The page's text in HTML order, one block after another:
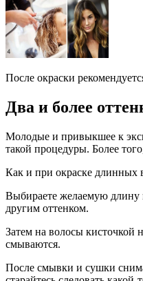
После окраски
Два и более
Молодые и привыкшее к
такой процедуры. Более
Как и при окраске длинных
Выбираете желаемую длину
другим оттенком.
Затем на волосы кисточкой
смываются.
После смывки и сушки